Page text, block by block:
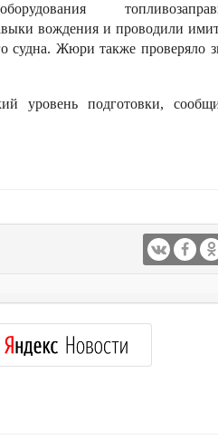
вождения и проводили
судна. Жюри также проверяло
уровень подготовки,